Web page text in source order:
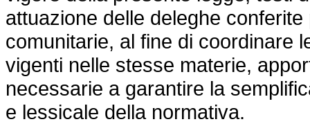
attuazione delle deleghe
comunitarie, al fine di coordinare
vigenti nelle stesse materie,
necessarie a garantire la
e lessicale della normativa.